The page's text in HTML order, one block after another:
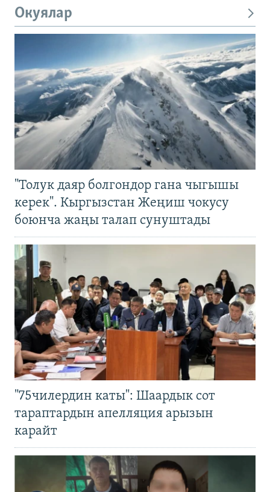
Окуялар
"Толук даяр болгондор гана чыгышы
керек". Кыргызстан Жеңиш чокусу
боюнча жаңы талап сунуштады
"75чилердин каты": Шаардык сот
тараптардын апелляция арызын
карайт